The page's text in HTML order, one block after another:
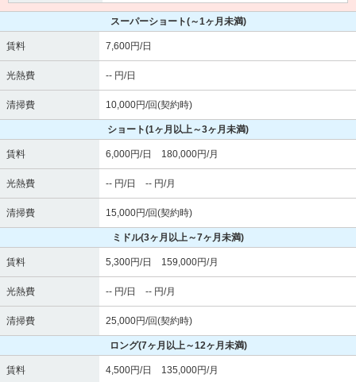
スーパーショート(～1ヶ月未満)
賃料 7,600円/日
光熱費 -- 円/日
清掃費 10,000円/回(契約時)
ショート(1ヶ月以上～3ヶ月未満)
賃料 6,000円/日 180,000円/月
光熱費 -- 円/日 -- 円/月
清掃費 15,000円/回(契約時)
ミドル(3ヶ月以上～7ヶ月未満)
賃料 5,300円/日 159,000円/月
光熱費 -- 円/日 -- 円/月
清掃費 25,000円/回(契約時)
ロング(7ヶ月以上～12ヶ月未満)
賃料 4,500円/日 135,000円/月